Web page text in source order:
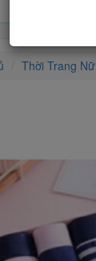
Thời Trang Nữ